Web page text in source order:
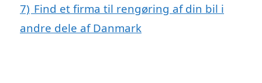
7) Find et firma til rengøring af din bil i
andre dele af Danmark